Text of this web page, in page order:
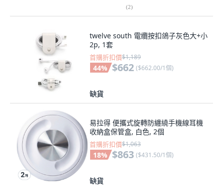
(2)
twelve south 電纜按扣鴿子灰色大+小
2p, 1套
首購折扣價$1,189
44% $662 ($662.00/1個)
缺貨
易拉得 便攜式旋轉防纏繞手機線耳機
收納盒保管盒, 白色, 2個
首購折扣價$1,063
18% $863 ($431.50/1個)
缺貨